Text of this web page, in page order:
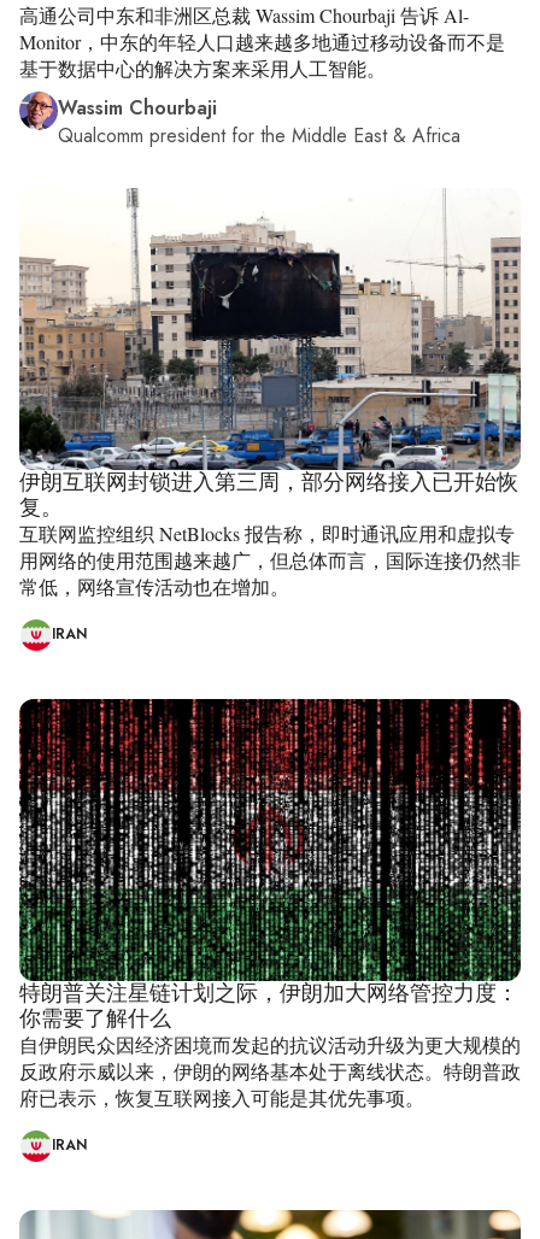
高通公司中东和非洲区总裁 Wassim Chourbaji 告诉 Al-
Monitor，中东的年轻人口越来越多地通过移动设备而不是
基于数据中心的解决方案来采用人工智能。
Wassim Chourbaji
Qualcomm president for the Middle East & Africa
伊朗互联网封锁进入第三周，部分网络接入已开始恢
复。
互联网监控组织 NetBlocks 报告称，即时通讯应用和虚拟专
用网络的使用范围越来越广，但总体而言，国际连接仍然非
常低，网络宣传活动也在增加。
IRAN
特朗普关注星链计划之际，伊朗加大网络管控力度：
你需要了解什么
自伊朗民众因经济困境而发起的抗议活动升级为更大规模的
反政府示威以来，伊朗的网络基本处于离线状态。特朗普政
府已表示，恢复互联网接入可能是其优先事项。
IRAN